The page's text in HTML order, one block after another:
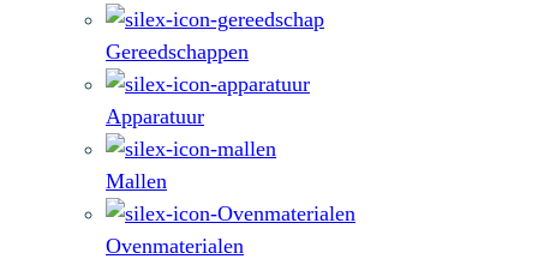
Gereedschappen
Apparatuur
Mallen
Ovenmaterialen